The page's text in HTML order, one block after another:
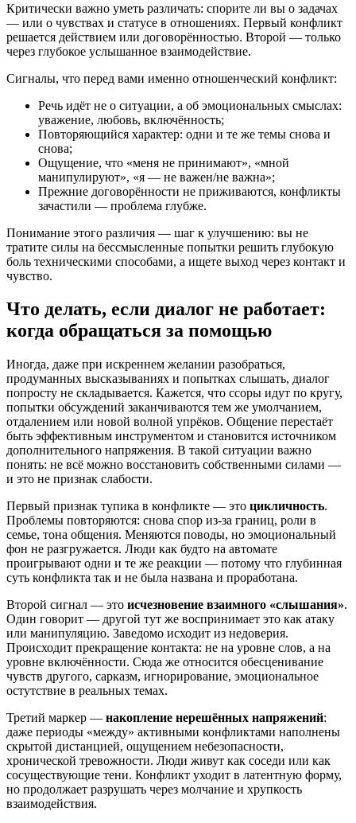
Критически важно уметь различать: спорите ли вы о задачах
— или о чувствах и статусе в отношениях. Первый конфликт
решается действием или договорённостью. Второй — только
через глубокое услышанное взаимодействие.
Сигналы, что перед вами именно отношенческий конфликт:
Речь идёт не о ситуации, а об эмоциональных смыслах:
уважение, любовь, включённость;
Повторяющийся характер: одни и те же темы снова и
снова;
Ощущение, что «меня не принимают», «мной
манипулируют», «я — не важен/не важна»;
Прежние договорённости не приживаются, конфликты
зачастили — проблема глубже.
Понимание этого различия — шаг к улучшению: вы не
тратите силы на бессмысленные попытки решить глубокую
боль техническими способами, а ищете выход через контакт и
чувство.
Что делать, если диалог не работает:
когда обращаться за помощью
Иногда, даже при искреннем желании разобраться,
продуманных высказываниях и попытках слышать, диалог
попросту не складывается. Кажется, что ссоры идут по кругу,
попытки обсуждений заканчиваются тем же умолчанием,
отдалением или новой волной упрёков. Общение перестаёт
быть эффективным инструментом и становится источником
дополнительного напряжения. В такой ситуации важно
понять: не всё можно восстановить собственными силами —
и это не признак слабости.
Первый признак тупика в конфликте — это цикличность.
Проблемы повторяются: снова спор из-за границ, роли в
семье, тона общения. Меняются поводы, но эмоциональный
фон не разгружается. Люди как будто на автомате
проигрывают одни и те же реакции — потому что глубинная
суть конфликта так и не была названа и проработана.
Второй сигнал — это исчезновение взаимного «слышания».
Один говорит — другой тут же воспринимает это как атаку
или манипуляцию. Заведомо исходит из недоверия.
Происходит прекращение контакта: не на уровне слов, а на
уровне включённости. Сюда же относится обесценивание
чувств другого, сарказм, игнорирование, эмоциональное
остутствие в реальных темах.
Третий маркер — накопление нерешённых напряжений:
даже периоды «между» активными конфликтами наполнены
скрытой дистанцией, ощущением небезопасности,
хронической тревожности. Люди живут как соседи или как
сосуществующие тени. Конфликт уходит в латентную форму,
но продолжает разрушать через молчание и хрупкость
взаимодействия.